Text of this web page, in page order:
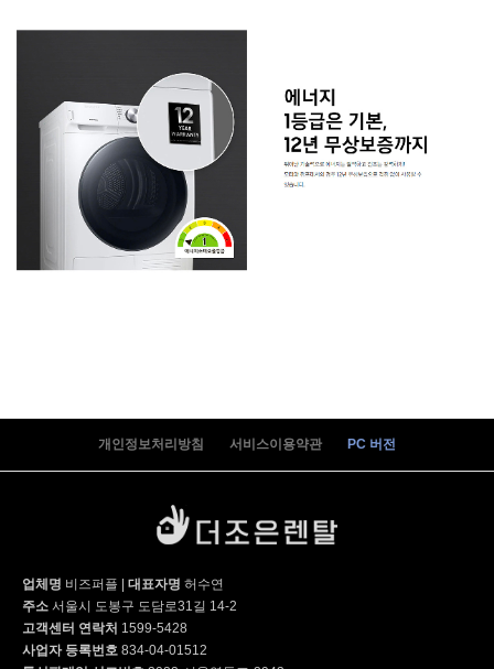
개인정보처리방침 서비스이용약관 PC 버전
업체명 비즈퍼플 대표자명 허수연
주소 서울시 도봉구 도담로31길 14-2
고객센터 연락처 1599-5428
사업자 등록번호 834-04-01512